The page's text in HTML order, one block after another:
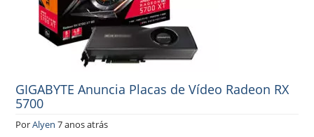
GIGABYTE Anuncia Placas de Vídeo Radeon RX
5700
PorAlyen 7 anos atrás